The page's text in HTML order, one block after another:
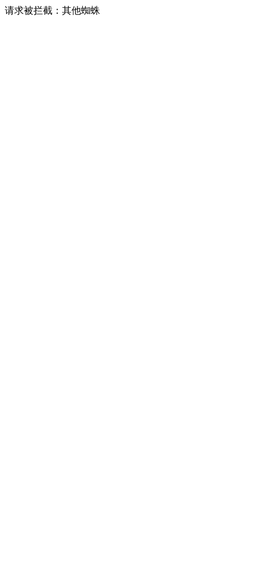
请求被拦截：其他蜘蛛